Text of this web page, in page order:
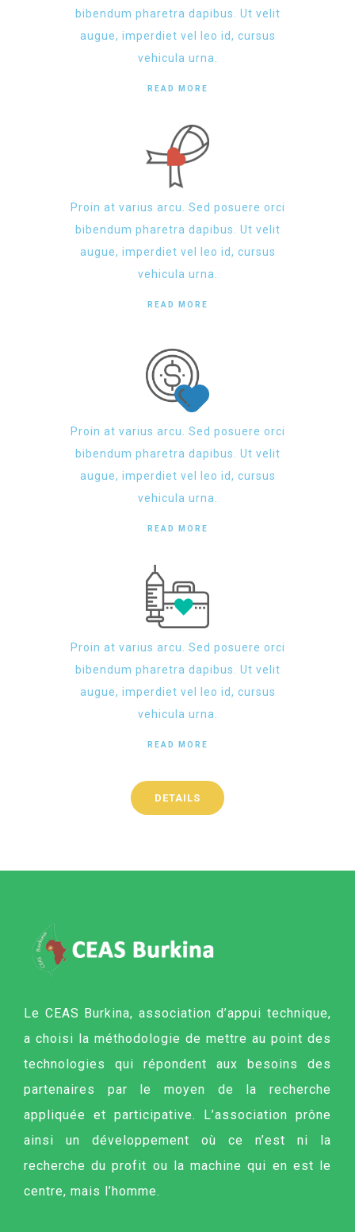
bibendum pharetra dapibus. Ut velit
augue, imperdiet vel leo id, cursus
vehicula urna.
READ MORE
Proin at varius arcu. Sed posuere orci
bibendum pharetra dapibus. Ut velit
augue, imperdiet vel leo id, cursus
vehicula urna.
READ MORE
Proin at varius arcu. Sed posuere orci
bibendum pharetra dapibus. Ut velit
augue, imperdiet vel leo id, cursus
vehicula urna.
READ MORE
Proin at varius arcu. Sed posuere orci
bibendum pharetra dapibus. Ut velit
augue, imperdiet vel leo id, cursus
vehicula urna.
READ MORE
DETAILS
Le CEAS Burkina, association d’appui technique,
a choisi la méthodologie de mettre au point des
technologies qui répondent aux besoins des
partenaires par le moyen de la recherche
appliquée et participative. L’association prône
ainsi un développement où ce n’est ni la
recherche du profit ou la machine qui en est le
centre, mais l’homme.